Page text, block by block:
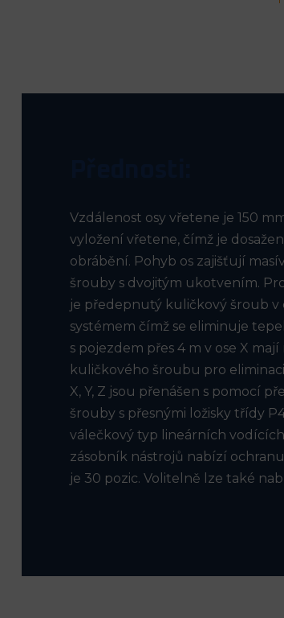
Vzdálenost osy vřetene je 150
vyložení vřetene, čímž je
obrábění. Pohyb os zajišťují
šrouby s dvojitým ukotvením.
je předepnutý kuličkový šroub v
systémem čímž se eliminuje
s pojezdem přes 4 m v ose X
kuličkového šroubu pro
X, Y, Z jsou přenášen s pomocí
šrouby s přesnými ložisky třídy
válečkový typ lineárních
zásobník nástrojů nabízí
je 30 pozic. Volitelně lze také